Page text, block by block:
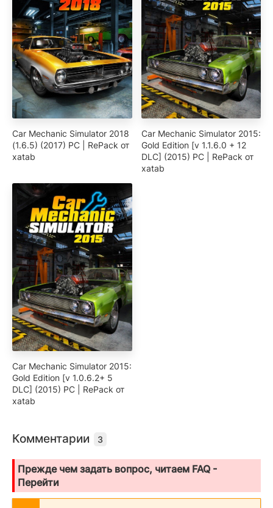
Car Mechanic Simulator 2018
(1.6.5) (2017) PC | RePack от
xatab
Car Mechanic Simulator 2015:
Gold Edition [v 1.1.6.0 + 12
DLC] (2015) PC | RePack от
xatab
Car Mechanic Simulator 2015:
Gold Edition [v 1.0.6.2+ 5
DLC] (2015) PC | RePack от
xatab
Комментарии 3
Прежде чем задать вопрос, читаем FAQ -
Перейти